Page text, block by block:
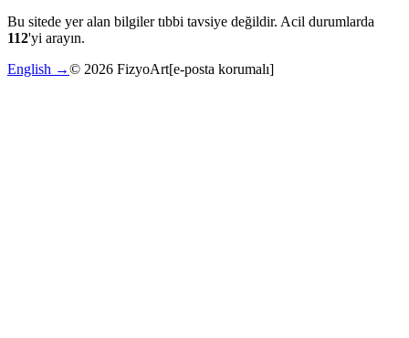
Bu sitede yer alan bilgiler tıbbi tavsiye değildir. Acil durumlarda
112'yi arayın.
English →© 2026 FizyoArt[e-posta korumalı]